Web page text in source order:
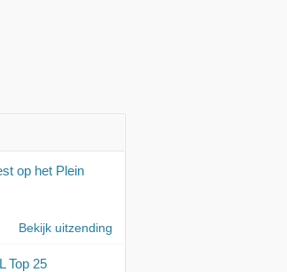
op het Plein
Bekijk uitzending
Top 25